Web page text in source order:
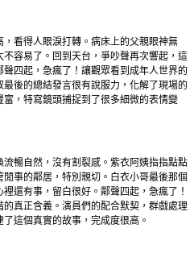
看得人眼淚打轉。病床上的父親眼神無
容易了。回到天台，爭吵聲再次響起，這
四起，急瘋了！讓觀眾看到成年人世界的
後的總結發言很有說服力，化解了現場的
，特寫鏡頭捕捉到了很多細微的表情變
暢自然，沒有割裂感。紫衣阿姨指指點點
事的鄰居，特別親切。白衣小哥最後那個
還有事，留白很好。鄰聲四起，急瘋了！
真正含義。演員們的配合默契，群戲處理
這個真實的故事，完成度很高。